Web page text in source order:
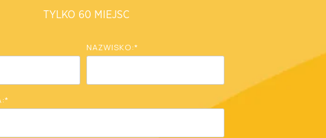
TYLKO 60 MIEJSC
NAZWISKO:*
*